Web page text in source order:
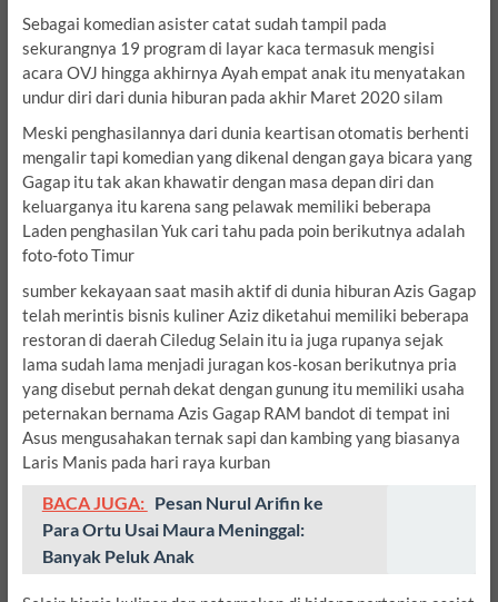
Sebagai komedian asister catat sudah tampil pada
sekurangnya 19 program di layar kaca termasuk mengisi
acara OVJ hingga akhirnya Ayah empat anak itu menyatakan
undur diri dari dunia hiburan pada akhir Maret 2020 silam
Meski penghasilannya dari dunia keartisan otomatis berhenti
mengalir tapi komedian yang dikenal dengan gaya bicara yang
Gagap itu tak akan khawatir dengan masa depan diri dan
keluarganya itu karena sang pelawak memiliki beberapa
Laden penghasilan Yuk cari tahu pada poin berikutnya adalah
foto-foto Timur
sumber kekayaan saat masih aktif di dunia hiburan Azis Gagap
telah merintis bisnis kuliner Aziz diketahui memiliki beberapa
restoran di daerah Ciledug Selain itu ia juga rupanya sejak
lama sudah lama menjadi juragan kos-kosan berikutnya pria
yang disebut pernah dekat dengan gunung itu memiliki usaha
peternakan bernama Azis Gagap RAM bandot di tempat ini
Asus mengusahakan ternak sapi dan kambing yang biasanya
Laris Manis pada hari raya kurban
BACA JUGA: Pesan Nurul Arifin ke
Para Ortu Usai Maura Meninggal:
Banyak Peluk Anak